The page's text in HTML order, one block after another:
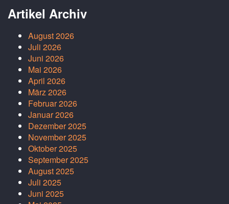
Artikel Archiv
August 2026
Juli 2026
Juni 2026
Mai 2026
April 2026
März 2026
Februar 2026
Januar 2026
Dezember 2025
November 2025
Oktober 2025
September 2025
August 2025
Juli 2025
Juni 2025